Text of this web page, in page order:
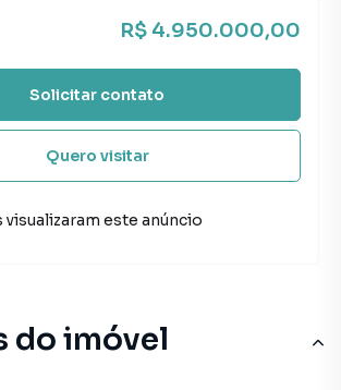
do imóvel
R$ 4.950.000,00
Solicitar contato
Quero visitar
visualizaram este anúncio